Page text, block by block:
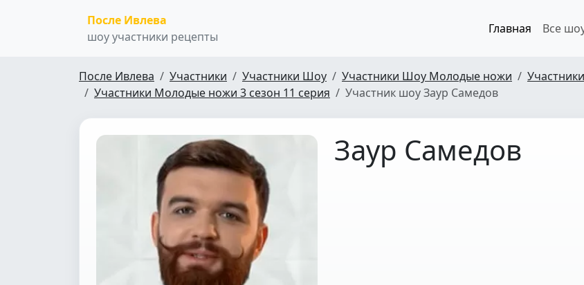
После Ивлева
шоу участники рецепты
Главная Все
После Ивлева Участники Участники Шоу Участники Шоу Молодые ножи
Участники Молодые ножи 3 сезон 11 серия
Участник шоу Заур Самедов
Заур Самедов